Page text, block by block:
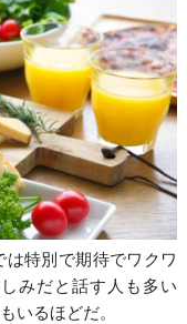
特別で期待でワクワ
みだと話す人も多い
いるほどだ。